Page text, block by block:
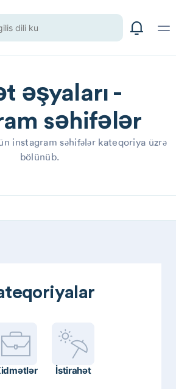
əşyaları -
səhifələr
instagram səhifələr kateqoriya üzrə
bölünüb.
İstirahət